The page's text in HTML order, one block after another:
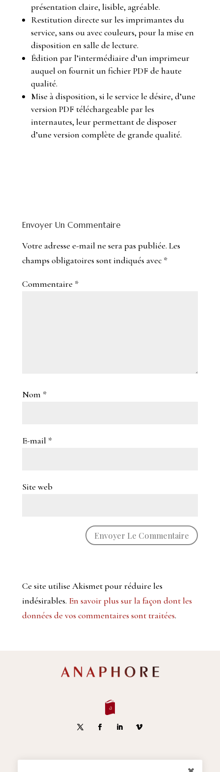
présentation claire, lisible, agréable.
Restitution directe sur les imprimantes du
service, sans ou avec couleurs, pour la mise en
disposition en salle de lecture.
Édition par l’intermédiaire d’un imprimeur
auquel on fournit un fichier PDF de haute
qualité.
Mise à disposition, si le service le désire, d’une
version PDF téléchargeable par les
internautes, leur permettant de disposer
d’une version complète de grande qualité.
Envoyer Un Commentaire
Votre adresse e-mail ne sera pas publiée. Les
champs obligatoires sont indiqués avec *
Commentaire *
Nom *
E-mail *
Site web
Ce site utilise Akismet pour réduire les
indésirables. En savoir plus sur la façon dont les
données de vos commentaires sont traitées.
S'inscrire à la Newsletter